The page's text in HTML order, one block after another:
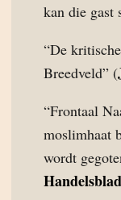
kan die gast
“De
Breedveld” (
“Frontaal
moslimhaat
wordt
Handelsblad